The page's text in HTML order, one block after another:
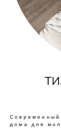
Современный
дома для